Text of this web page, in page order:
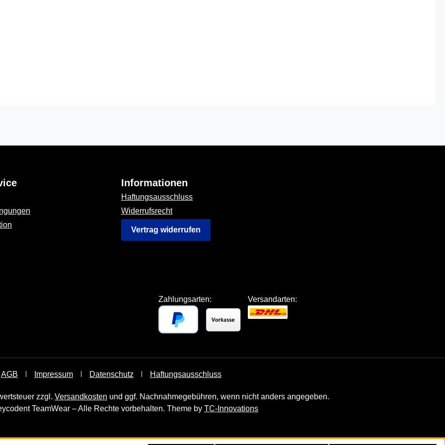
Informationen
Haftungsausschluss
Widerrufsrecht
Vertrag widerrufen
Zahlungsarten: Versandarten:
AGB Impressum Datenschutz Haftungsausschluss
zzgl. Versandkosten und ggf. Nachnahmegebühren, wenn nicht anders angegeben.
TeamWear – Alle Rechte vorbehalten. Theme by TC-Innovations